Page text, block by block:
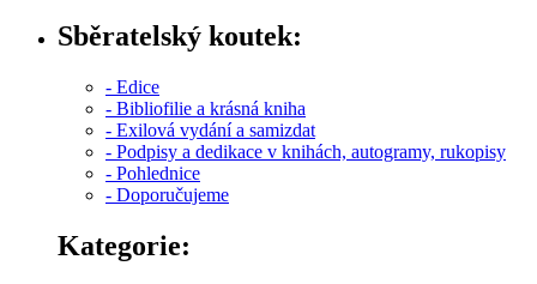
Sběratelský koutek:
- Edice
- Bibliofilie a krásná kniha
- Exilová vydání a samizdat
- Podpisy a dedikace v knihách, autogramy, rukopisy
- Pohlednice
- Doporučujeme
Kategorie: